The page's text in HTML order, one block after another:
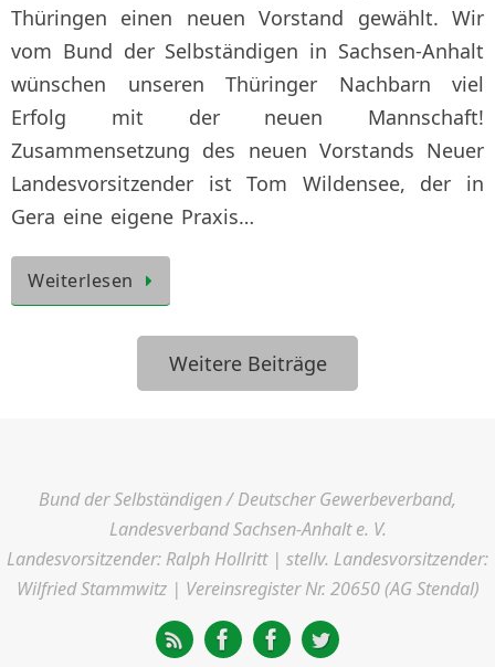
Thüringen einen neuen Vorstand gewählt. Wir
vom Bund der Selbständigen in Sachsen-Anhalt
wünschen unseren Thüringer Nachbarn viel
Erfolg mit der neuen Mannschaft!
Zusammensetzung des neuen Vorstands Neuer
Landesvorsitzender ist Tom Wildensee, der in
Gera eine eigene Praxis…
Weiterlesen
Weitere Beiträge
Bund der Selbständigen / Deutscher Gewerbeverband,
Landesverband Sachsen-Anhalt e. V.
Landesvorsitzender: Ralph Hollritt | stellv. Landesvorsitzender:
Wilfried Stammwitz | Vereinsregister Nr. 20650 (AG Stendal)